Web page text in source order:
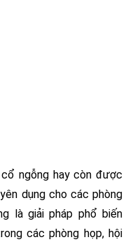
ngỗng hay còn được
dụng cho các phòng
là giải pháp phổ biến
các phòng họp, hội